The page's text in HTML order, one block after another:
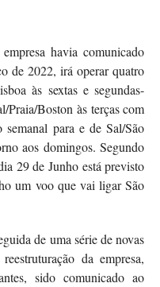
havia comunicado
de 2022, irá operar quatro
às sextas e segundas-
Praia/Boston às terças com
semanal para e de Sal/São
aos domingos. Segundo
29 de Junho está previsto
um voo que vai ligar São
de uma série de novas
da empresa,
sido comunicado ao